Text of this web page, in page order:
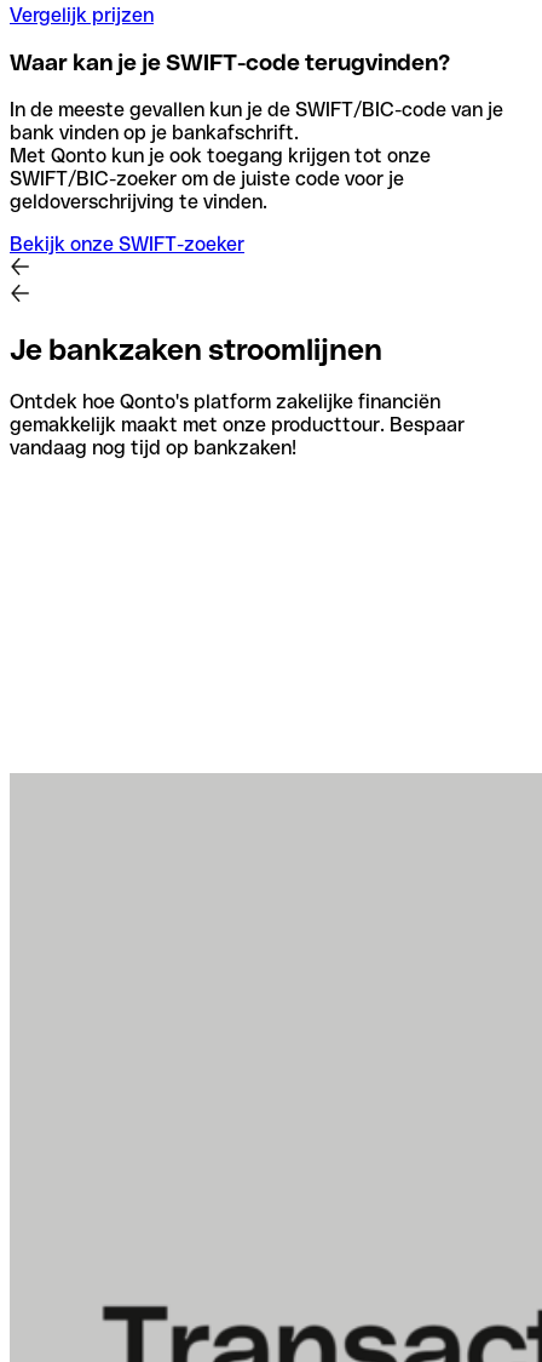
Vergelijk prijzen
Waar kan je je SWIFT-code terugvinden?
In de meeste gevallen kun je de SWIFT/BIC-code van je
bank vinden op je bankafschrift.
Met Qonto kun je ook toegang krijgen tot onze
SWIFT/BIC-zoeker om de juiste code voor je
geldoverschrijving te vinden.
Bekijk onze SWIFT-zoeker
Je bankzaken stroomlijnen
Ontdek hoe Qonto's platform zakelijke financiën
gemakkelijk maakt met onze producttour. Bespaar
vandaag nog tijd op bankzaken!